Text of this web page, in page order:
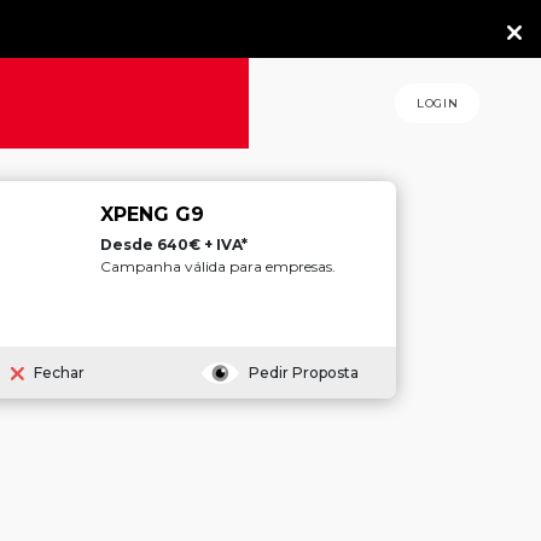
LOGIN
XPENG G9
Desde 640€ + IVA*
Campanha válida para empresas.
Fechar Pedir Proposta